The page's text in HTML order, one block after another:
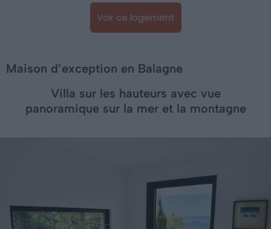
Voir ce logement
Maison d’exception en Balagne
Villa sur les hauteurs avec vue
panoramique sur la mer et la montagne